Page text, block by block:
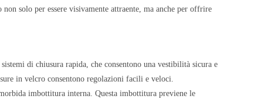
solo per essere visivamente attraente, ma anche per offrire
di chiusura rapida, che consentono una vestibilità sicura e
in velcro consentono regolazioni facili e veloci.
imbottitura interna. Questa imbottitura previene le